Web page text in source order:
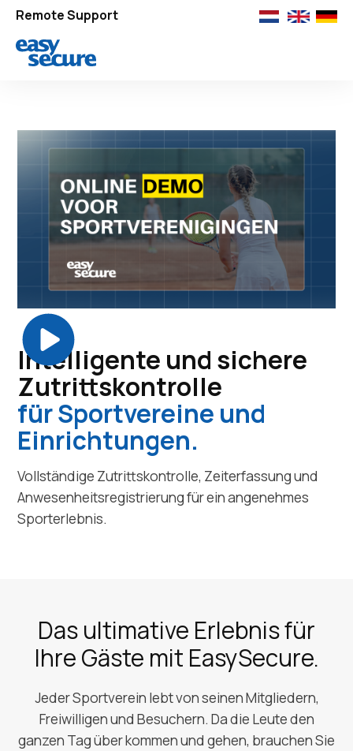
Remote Support
Intelligente und sichere
Zutrittskontrolle
für Sportvereine und
Einrichtungen.
Vollständige Zutrittskontrolle, Zeiterfassung und
Anwesenheitsregistrierung für ein angenehmes
Sporterlebnis.
Das ultimative Erlebnis für
Ihre Gäste mit EasySecure.
Jeder Sportverein lebt von seinen Mitgliedern,
Freiwilligen und Besuchern. Da die Leute den
ganzen Tag über kommen und gehen, brauchen Sie